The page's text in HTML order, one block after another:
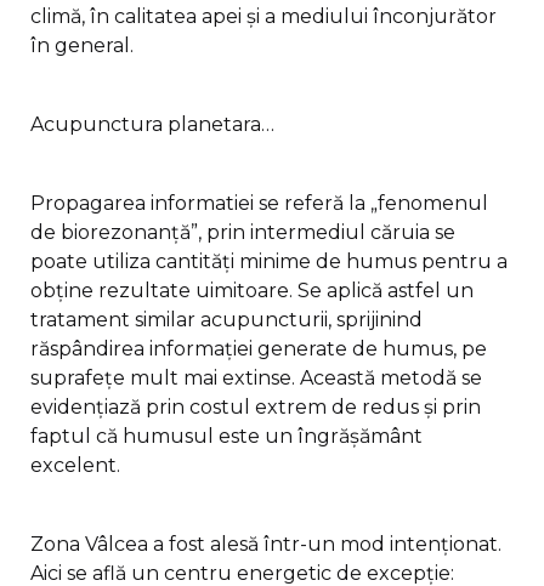
climă, în calitatea apei și a mediului înconjurător
în general.
Acupunctura planetara…
Propagarea informatiei se referă la „fenomenul
de biorezonanță”, prin intermediul căruia se
poate utiliza cantități minime de humus pentru a
obține rezultate uimitoare. Se aplică astfel un
tratament similar acupuncturii, sprijinind
răspândirea informației generate de humus, pe
suprafețe mult mai extinse. Această metodă se
evidențiază prin costul extrem de redus și prin
faptul că humusul este un îngrășământ
excelent.
Zona Vâlcea a fost alesă într-un mod intenționat.
Aici se află un centru energetic de excepție: